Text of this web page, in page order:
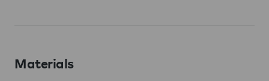
Materials